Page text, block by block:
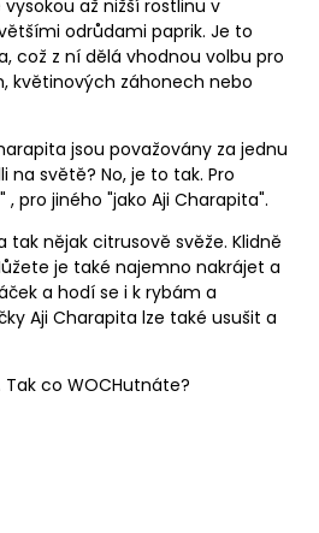
až nižší rostlinu v
odrůdami paprik. Je to
což z ní dělá vhodnou volbu pro
květinových záhonech nebo
jsou považovány za jednu
na světě? No, je to tak. Pro
pro jiného "jako Aji Charapita".
nějak citrusově svěže. Klidně
je také najemno nakrájet a
a hodí se i k rybám a
Aji Charapita lze také usušit a
co WOCHutnáte?